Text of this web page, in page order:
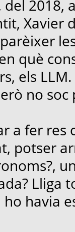
del 2018,
Xavier
què
els
no soc
a fer
potser
Lliga
ho havia